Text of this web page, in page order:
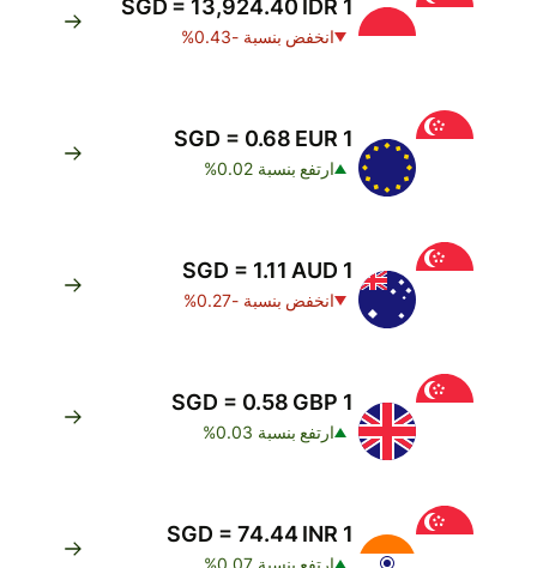
1 SGD = 13,924.40 IDR
انخفض بنسبة -0.43%
1 SGD = 0.68 EUR
ارتفع بنسبة 0.02%
1 SGD = 1.11 AUD
انخفض بنسبة -0.27%
1 SGD = 0.58 GBP
ارتفع بنسبة 0.03%
1 SGD = 74.44 INR
ارتفع بنسبة 0.07%